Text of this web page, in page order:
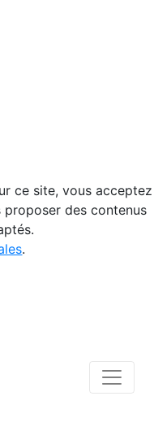
ce site, vous acceptez
des contenus
.